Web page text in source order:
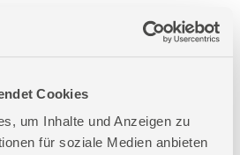
Cookies
um Inhalte und Anzeigen zu
für soziale Medien anbieten